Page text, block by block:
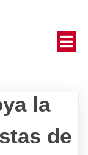
la
de